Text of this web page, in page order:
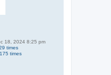
18, 2024 8:25 pm
times
175 times